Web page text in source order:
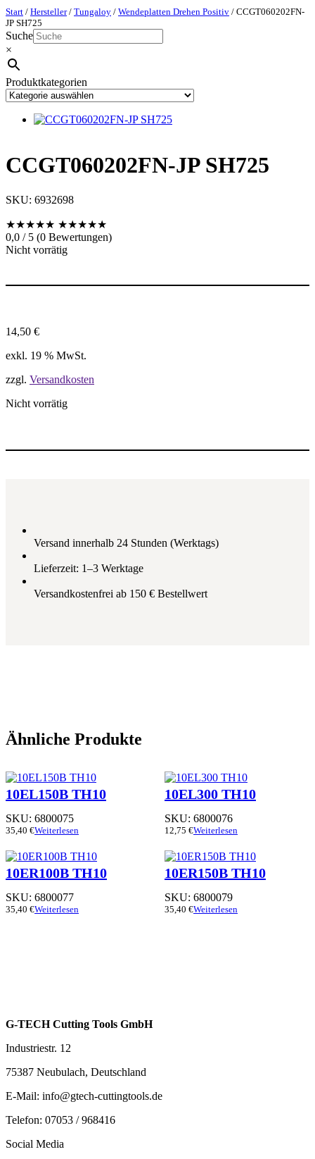
Start / Hersteller/ Tungaloy / Wendeplatten Drehen Positiv / CCGT060202FN-
JP SH725
Suche
×
Produktkategorien
CCGT060202FN-JP SH725
SKU: 6932698
★★★★★ ★★★★★
0,0 / 5 (0 Bewertungen)
Nicht vorrätig
14,50 €
exkl. 19 % MwSt.
zzgl. Versandkosten
Nicht vorrätig
Versand innerhalb 24 Stunden (Werktags)
Lieferzeit: 1–3 Werktage
Versandkostenfrei ab 150 € Bestellwert
Ähnliche Produkte
10EL150B TH10
SKU: 6800075
35,40 €Weiterlesen
10EL300 TH10
SKU: 6800076
12,75 €Weiterlesen
10ER100B TH10
SKU: 6800077
35,40 €Weiterlesen
10ER150B TH10
SKU: 6800079
35,40 €Weiterlesen
G-TECH Cutting Tools GmbH
Industriestr. 12
75387 Neubulach, Deutschland
E-Mail: info@gtech-cuttingtools.de
Telefon: 07053 / 968416
Social Media